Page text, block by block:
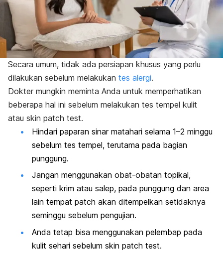
Secara umum, tidak ada persiapan khusus yang perlu
dilakukan sebelum melakukan tes alergi.
Dokter mungkin meminta Anda untuk memperhatikan
beberapa hal ini sebelum melakukan tes tempel kulit
atau skin patch test.
Hindari paparan sinar matahari selama 1–2 minggu
sebelum tes tempel, terutama pada bagian
punggung.
Jangan menggunakan obat-obatan topikal,
seperti krim atau salep, pada punggung dan area
lain tempat patch akan ditempelkan setidaknya
seminggu sebelum pengujian.
Anda tetap bisa menggunakan pelembap pada
kulit sehari sebelum skin patch test.